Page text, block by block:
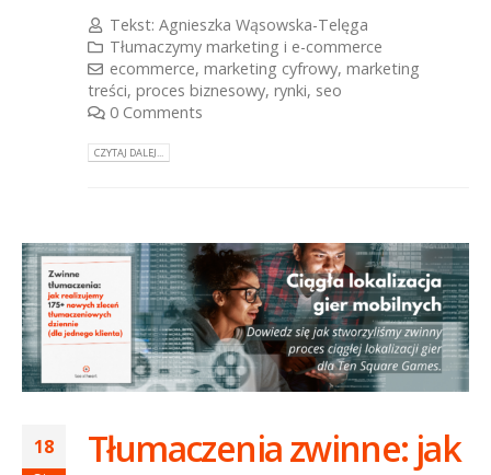
Tekst:Agnieszka Wąsowska-Telęga
Tłumaczymy marketing i e-commerce
ecommerce,marketing cyfrowy,marketing
treści, proces biznesowy, rynki, seo
0 Comments
CZYTAJ DALEJ...
18
Tłumaczenia zwinne: jak